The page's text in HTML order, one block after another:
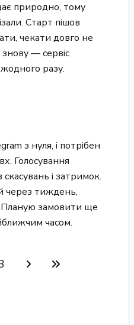
природно, тому
Старт пішов
чекати довго не
— сервіс
жодного разу.
з нуля, і потрібен
Голосування
і затримок.
через тиждень,
Планую замовити ще
часом.